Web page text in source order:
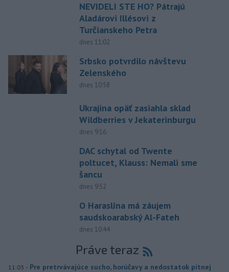
NEVIDELI STE HO? Pátrajú
Aladárovi Illésovi z
Turčianskeho Petra
dnes 11:02
Srbsko potvrdilo návštevu
Zelenského
dnes 10:58
Ukrajina opäť zasiahla sklad
Wildberries v Jekaterinburgu
dnes 9:16
DAC schytal od Twente
poltucet, Klauss: Nemali sme
šancu
dnes 9:52
O Haraslína má záujem
saudskoarabský Al-Fateh
dnes 10:44
Práve teraz
11:03 - Pre pretrvávajúce sucho, horúčavy a nedostatok pitnej